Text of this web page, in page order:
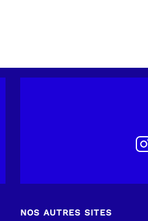
NOS AUTRES SITES